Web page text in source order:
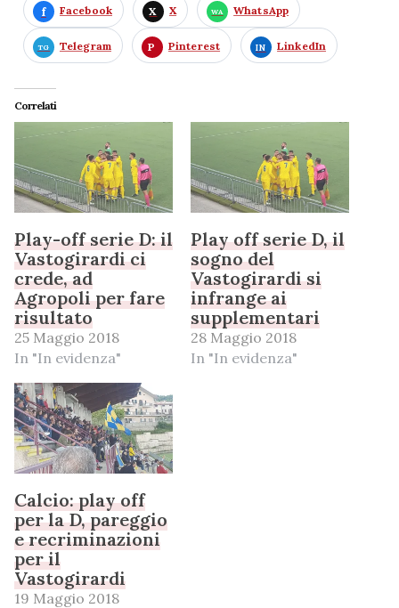
Facebook X WhatsApp
Telegram Pinterest LinkedIn
Correlati
Play-off serie D: il
Vastogirardi ci
crede, ad
Agropoli per fare
risultato
25 Maggio 2018
In "In evidenza"
Play off serie D, il
sogno del
Vastogirardi si
infrange ai
supplementari
28 Maggio 2018
In "In evidenza"
Calcio: play off
per la D, pareggio
e recriminazioni
per il
Vastogirardi
19 Maggio 2018